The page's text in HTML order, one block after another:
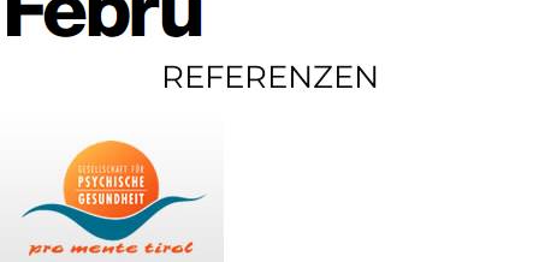
REFERENZEN